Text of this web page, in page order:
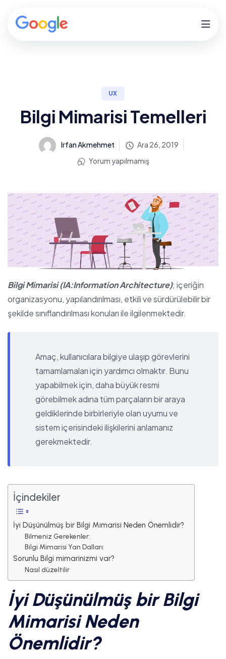
UX
Bilgi Mimarisi Temelleri
Irfan Akmehmet
Ara 26, 2019
Yorum yapılmamış
Bilgi Mimarisi (IA:Information Architecture); içeriğin
organizasyonu, yapılandırılması, etkili ve sürdürülebilir bir
şekilde sınıflandırılması konuları ile ilgilenmektedir.
Amaç, kullanıcılara bilgiye ulaşıp görevlerini
tamamlamaları için yardımcı olmaktır. Bunu
yapabilmek için, daha büyük resmi
görebilmek adına tüm parçaların bir araya
geldiklerinde birbirleriyle olan uyumu ve
sistem içerisindeki ilişkilerini anlamanız
gerekmektedir.
İçindekiler
İyi Düşünülmüş bir Bilgi Mimarisi Neden Önemlidir?
Bilmeniz Gerekenler:
Bilgi Mimarisi Yan Dalları:
Sorunlu Bilgi mimarinizmi var?
Nasıl düzeltilir
İyi Düşünülmüş bir Bilgi
Mimarisi Neden
Önemlidir?